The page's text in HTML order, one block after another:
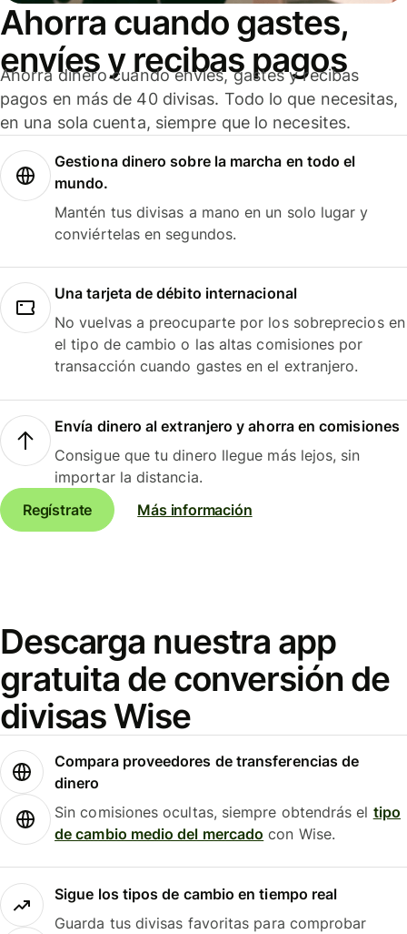
Ahorra cuando gastes,
envíes y recibas pagos
Ahorra dinero cuando envíes, gastes y recibas
pagos en más de 40 divisas. Todo lo que necesitas,
en una sola cuenta, siempre que lo necesites.
Gestiona dinero sobre la marcha en todo el
mundo.
Mantén tus divisas a mano en un solo lugar y
conviértelas en segundos.
Una tarjeta de débito internacional
No vuelvas a preocuparte por los sobreprecios en
el tipo de cambio o las altas comisiones por
transacción cuando gastes en el extranjero.
Envía dinero al extranjero y ahorra en comisiones
Consigue que tu dinero llegue más lejos, sin
importar la distancia.
Regístrate
Más información
Descarga nuestra app
gratuita de conversión de
divisas Wise
Compara proveedores de transferencias de
dinero
Sin comisiones ocultas, siempre obtendrás el tipo
de cambio medio del mercado con Wise.
Sigue los tipos de cambio en tiempo real
Guarda tus divisas favoritas para comprobar